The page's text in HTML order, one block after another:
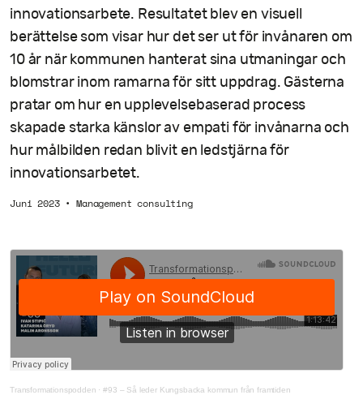
innovationsarbete. Resultatet blev en visuell
berättelse som visar hur det ser ut för invånaren om
10 år när kommunen hanterat sina utmaningar och
blomstrar inom ramarna för sitt uppdrag. Gästerna
pratar om hur en upplevelsebaserad process
skapade starka känslor av empati för invånarna och
hur målbilden redan blivit en ledstjärna för
innovationsarbetet.
Juni 2023•Management consulting
Transformationspodden ·#93 – Så leder Kungsbacka kommun från framtiden